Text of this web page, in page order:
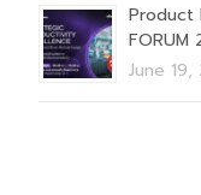
Product
FORUM
June